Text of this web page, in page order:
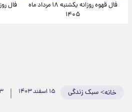
فال قهوه روزانه یکشنبه ۱۸ مرداد ماه
۱۴۰۵
فال روزانه
خانه>سبک زندگی